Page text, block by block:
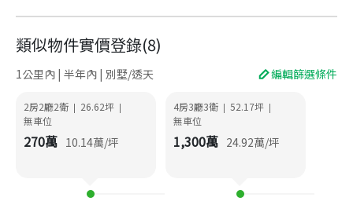
類似物件實價登錄(8)
1公里內 | 半年內 | 別墅/透天 編輯篩選條件
2房2廳2衛 | 26.62坪 |
無車位
270萬 10.14萬/坪
4房3廳3衛 | 52.17坪 |
無車位
1,300萬 24.92萬/坪